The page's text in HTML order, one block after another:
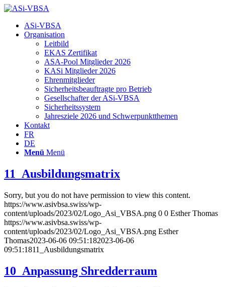
Hauptnavigation
ASi-VBSA
Organisation
Leitbild
EKAS Zertifikat
ASA-Pool Mitglieder 2026
KASi Mitglieder 2026
Ehrenmitglieder
Sicherheitsbeauftragte pro Betrieb
Gesellschafter der ASi-VBSA
Sicherheitssystem
Jahresziele 2026 und Schwerpunktthemen
Kontakt
FR
DE
Menü Menü
11_Ausbildungsmatrix
Sorry, but you do not have permission to view this content.
https://www.asivbsa.swiss/wp-
content/uploads/2023/02/Logo_Asi_VBSA.png 0 0 Esther Thomas
https://www.asivbsa.swiss/wp-
content/uploads/2023/02/Logo_Asi_VBSA.png Esther
Thomas2023-06-06 09:51:182023-06-06
09:51:1811_Ausbildungsmatrix
10_Anpassung Shredderraum